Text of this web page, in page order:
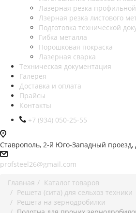
Лазерная резка
Лзерная резка листового
Подготовка технической
Гибка металла
Порошковая покраска
Лазерная сварка
Техническая документация
Галерея
Доставка и оплата
Прайсы
Контакты
+7 (934) 050-25-55
Ставрополь, 2-й Юго-Западный проезд,
profsteel26@gmail.com
Главная
Каталог товаров
Решета (сита) для сельхоз техники
Решета на зернодробилки